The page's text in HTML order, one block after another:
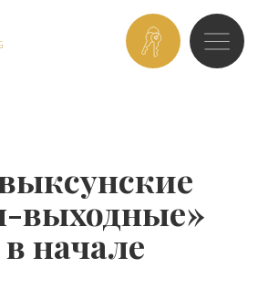
BOOK
ROOM
выходные»
начале